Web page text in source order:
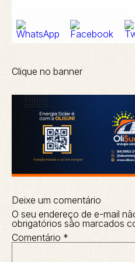
Clique no banner
Deixe um comentário
O seu endereço de e-mail
obrigatórios são marcados
Comentário *